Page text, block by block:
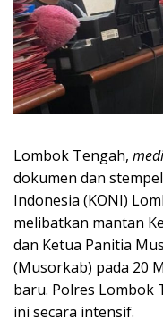
Lombok Tengah,
dokumen dan
Indonesia (KONI)
melibatkan mantan
dan Ketua Panitia
(Musorkab) pada 20
baru. Polres Lombok
ini secara intensif.